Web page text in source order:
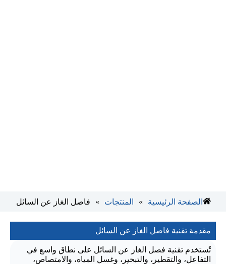
الصفحة الرئيسية » المنتجات » فاصل الغاز عن السائل
مقدمة تقنية فاصل الغاز عن السائل
تُستخدم تقنية فصل الغاز عن السائل على نطاق واسع في
التفاعل، والتقطير، والتبخير، وغسل المياه، والامتصاص،